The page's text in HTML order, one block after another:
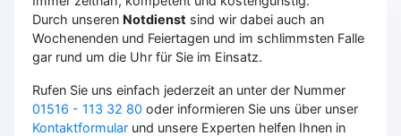
Durch unseren Notdienst sind wir dabei auch an
Wochenenden und Feiertagen und im schlimmsten Falle
gar rund um die Uhr für Sie im Einsatz.
Rufen Sie uns einfach jederzeit an unter der Nummer
01516 - 113 32 80 oder informieren Sie uns über unser
Kontaktformular und unsere Experten helfen Ihnen in